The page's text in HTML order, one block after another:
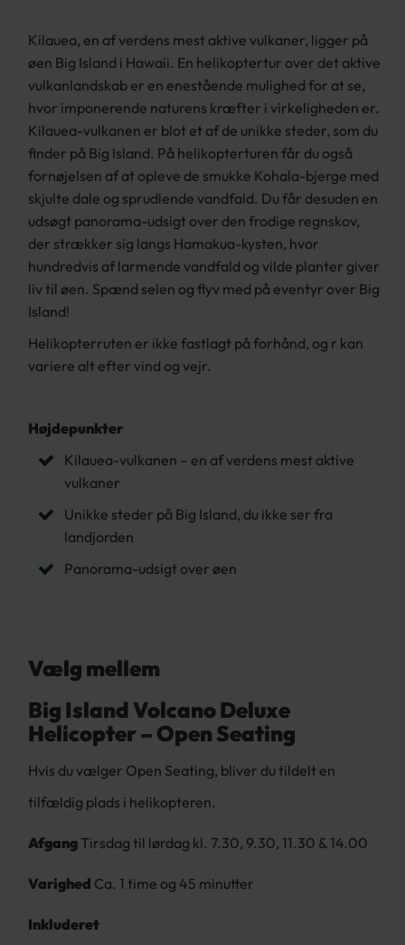
Kilauea, en af verdens mest aktive vulkaner, ligger på
øen Big Island i Hawaii. En helikoptertur over det aktive
vulkanlandskab er en enestående mulighed for at se,
hvor imponerende naturens kræfter i virkeligheden er.
Kilauea-vulkanen er blot et af de unikke steder, som du
finder på Big Island. På helikopterturen får du også
fornøjelsen af at opleve de smukke Kohala-bjerge med
skjulte dale og sprudlende vandfald. Du får desuden en
udsøgt panorama-udsigt over den frodige regnskov,
der strækker sig langs Hamakua-kysten, hvor
hundredvis af larmende vandfald og vilde planter giver
liv til øen. Spænd selen og flyv med på eventyr over Big
Island!
Helikopterruten er ikke fastlagt på forhånd, og r kan
variere alt efter vind og vejr.
Højdepunkter
Kilauea-vulkanen – en af verdens mest aktive
vulkaner
Unikke steder på Big Island, du ikke ser fra
landjorden
Panorama-udsigt over øen
Vælg mellem
Big Island Volcano Deluxe
Helicopter – Open Seating
Hvis du vælger Open Seating, bliver du tildelt en
tilfældig plads i helikopteren.
AfgangTirsdag til lørdag kl. 7.30, 9.30, 11.30 & 14.00
Varighed Ca. 1 time og 45 minutter
Inkluderet